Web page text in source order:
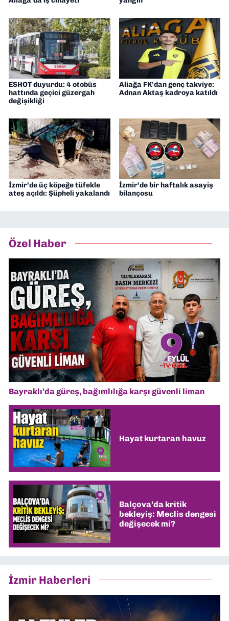
ESHOT duyurdu: 4 otobüs
hattında geçici güzergah
değişikliği
Aliağa FK’dan genç takviye:
Adnan Aktaş kadroya katıldı
İzmir’de üç köpeğe tüfekle
ateş açıldı: Şüpheli yakalandı
İzmir’de bir haftalık asayiş
bilançosu
Özel Haber
Bayraklı’da güreş, bağımlılığa karşı güvenli liman
Hayat kurtaran havuz
Balçova’da kritik
bekleyiş: Meclis dengesi
değişecek mi?
İzmir Haberleri